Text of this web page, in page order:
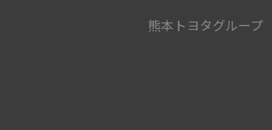
熊本トヨタグループ